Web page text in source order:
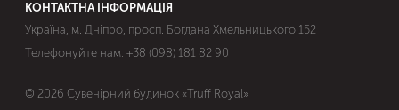
КОНТАКТНА ІНФОРМАЦІЯ
Україна, м. Дніпро, просп. Богдана Хмельницького 152
Телефонуйте нам: +38 (098) 181 82 90
© 2026 Сувенірний будинок «Truff Royal»